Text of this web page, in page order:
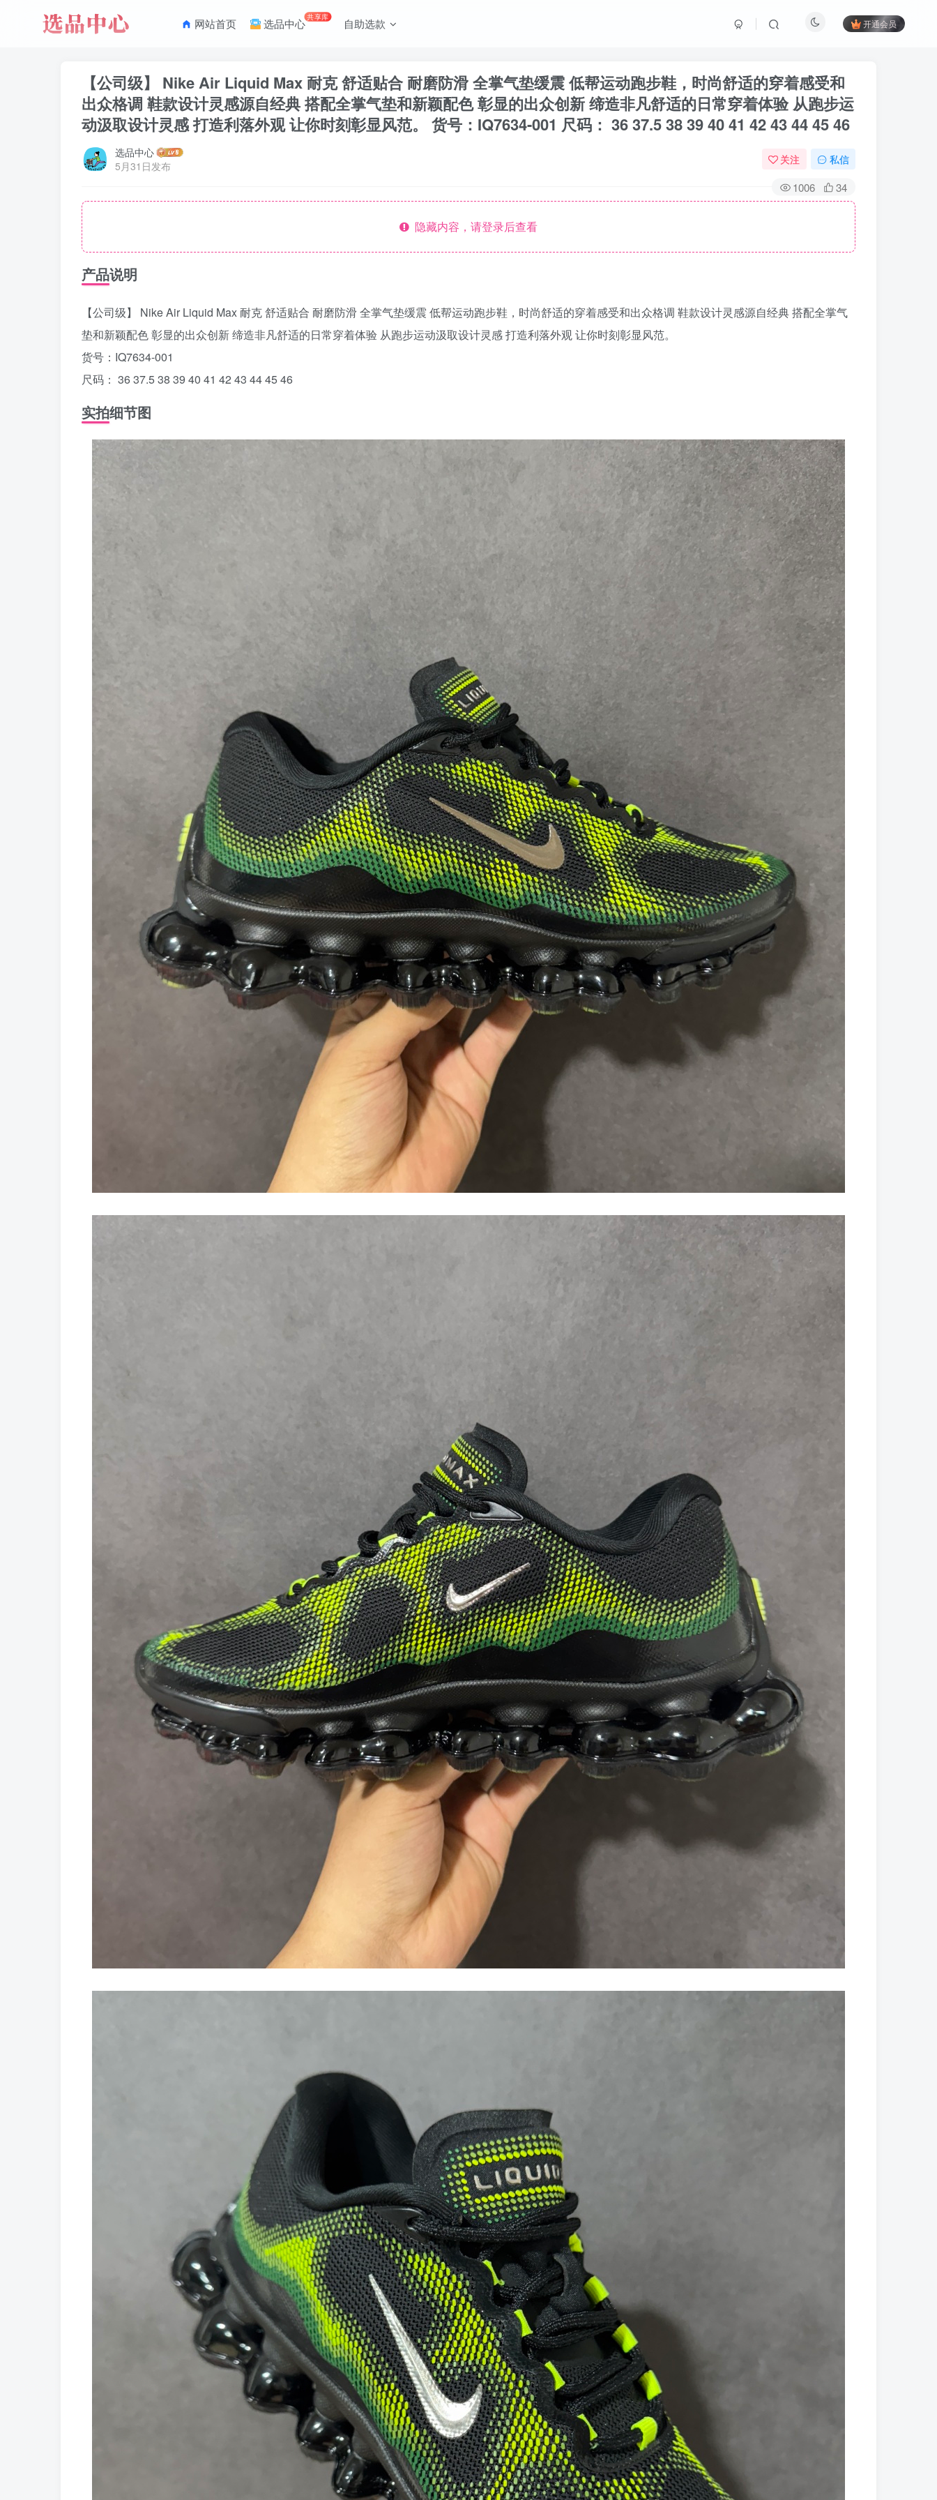
网站首页 选品中心共享库 自助选款 开通会员
【公司级】 Nike Air Liquid Max 耐克 舒适贴合 耐磨防滑 全掌气垫缓震 低帮运动跑步鞋，时尚舒适的穿着感受和
出众格调 鞋款设计灵感源自经典 搭配全掌气垫和新颖配色 彰显的出众创新 缔造非凡舒适的日常穿着体验 从跑步运
动汲取设计灵感 打造利落外观 让你时刻彰显风范。 货号：IQ7634-001 尺码： 36 37.5 38 39 40 41 42 43 44 45 46
选品中心
5月31日发布
关注 私信
1006 34
隐藏内容，请登录后查看
产品说明
【公司级】 Nike Air Liquid Max 耐克 舒适贴合 耐磨防滑 全掌气垫缓震 低帮运动跑步鞋，时尚舒适的穿着感受和出众格调 鞋款设计灵感源自经典 搭配全掌气
垫和新颖配色 彰显的出众创新 缔造非凡舒适的日常穿着体验 从跑步运动汲取设计灵感 打造利落外观 让你时刻彰显风范。
货号：IQ7634-001
尺码： 36 37.5 38 39 40 41 42 43 44 45 46
实拍细节图